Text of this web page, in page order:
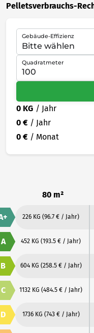
Pelletsverbrauchs-
Gebäude-Effizienz
Quadratmeter
0 KG / Jahr
0 € / Jahr
0 € / Monat
80 m²
226 KG (96.7 € / Jahr)
A 452 KG (193.5 € / Jahr)
B 604 KG (258.5 € / Jahr)
C 1132 KG (484.5 € / Jahr)
D 1736 KG (743 € / Jahr)